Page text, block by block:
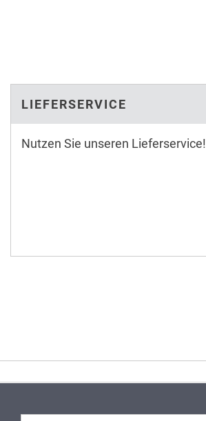
LIEFERSERVICE
Nutzen Sie unseren Lieferservice!